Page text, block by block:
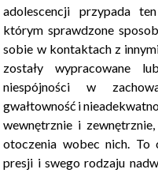
adolescencji przypada
którym sprawdzone
sobie w kontaktach z
zostały wypracowane
niespójności w
gwałtowność i
wewnętrznie i
otoczenia wobec nich. To
presji i swego rodzaju